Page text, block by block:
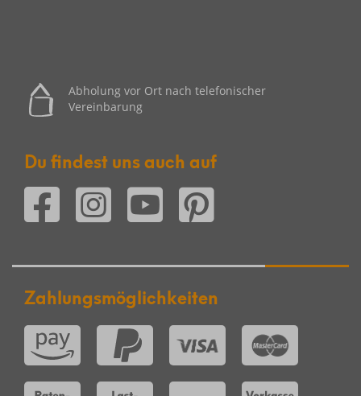
Abholung vor Ort nach telefonischer
Vereinbarung
Du findest uns auch auf
Zahlungsmöglichkeiten